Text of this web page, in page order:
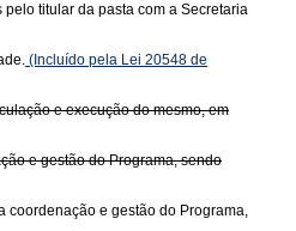
titular da pasta com a Secretaria
(Incluído pela Lei 20548 de
e execução do mesmo, em
e gestão do Programa, sendo
coordenação e gestão do Programa,